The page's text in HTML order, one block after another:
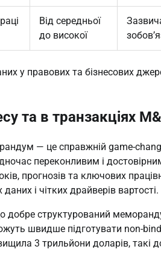
Від середньої
до високої
у правових та бізнесових
та в транзакціях
— це справжній game-
переконливим і
прогнозів та ключових
і чітких драйверів вартості.
добре структурований
швидше підготувати non-
3 трильйони доларів, такі